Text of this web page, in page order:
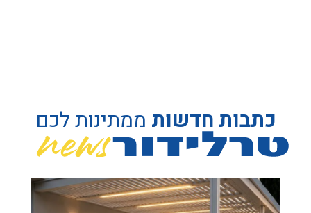
כתבות חדשות ממתינות לכם